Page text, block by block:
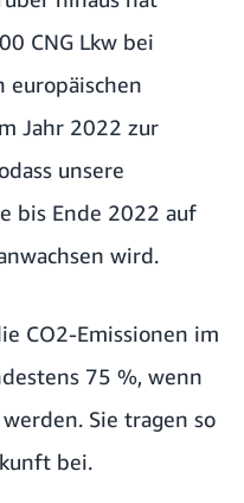
CNG Lkw bei
europäischen
Jahr 2022 zur
unsere
bis Ende 2022 auf
wird.
CO2-Emissionen im
75 %, wenn
Sie tragen so
bei.